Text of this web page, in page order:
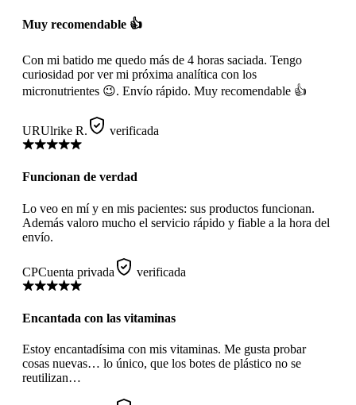
Muy recomendable 👍
Con mi batido me quedo más de 4 horas saciada. Tengo
curiosidad por ver mi próxima analítica con los
micronutrientes 😉. Envío rápido. Muy recomendable 👍
URUlrike R. verificada
Funcionan de verdad
Lo veo en mí y en mis pacientes: sus productos funcionan.
Además valoro mucho el servicio rápido y fiable a la hora del
envío.
CPCuenta privada verificada
Encantada con las vitaminas
Estoy encantadísima con mis vitaminas. Me gusta probar
cosas nuevas… lo único, que los botes de plástico no se
reutilizan…